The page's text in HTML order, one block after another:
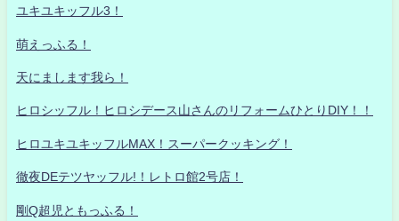
ユキユキッフル3！
萌えっふる！
天にまします我ら！
ヒロシッフル！ヒロシデース山さんのリフォームひとりDIY！！
ヒロユキユキッフルMAX！スーパークッキング！
徹夜DEテツヤッフル!！レトロ館2号店！
剛Q超児ともっふる！